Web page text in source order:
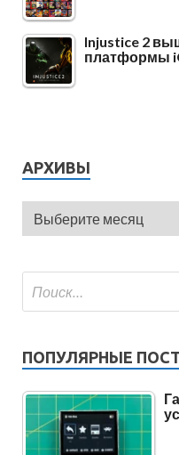
Injustice 2
платформы
АРХИВЫ
ПОПУЛЯРНЫЕ